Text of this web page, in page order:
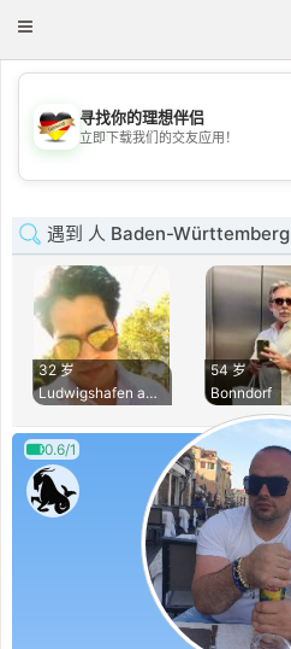
Toggle
💖
💕
寻找你的理想伴侣
立即下载我们的交友应用！
遇到 人 Baden-Württemberg
32 岁
Ludwigshafen am Rh
54 岁
Bonndorf
0.6/1